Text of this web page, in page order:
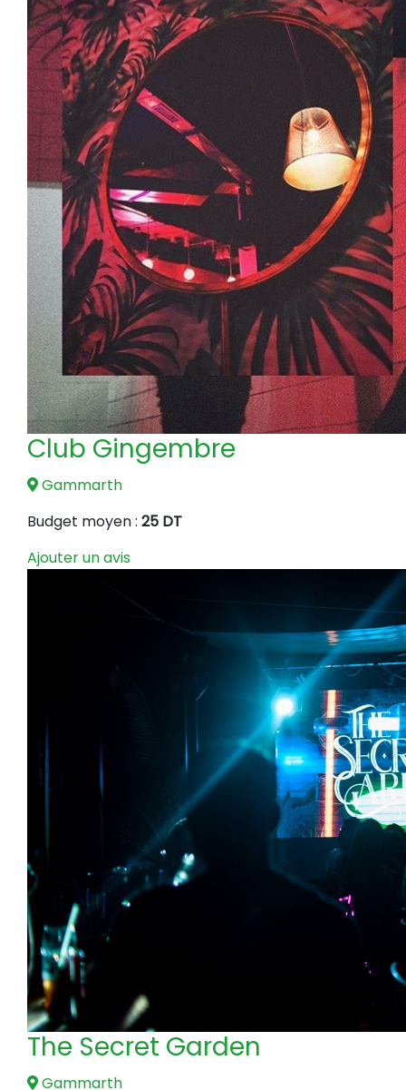
Club Gingembre
Gammarth
Budget moyen : 25 DT
Ajouter un avis
The Secret Garden
Gammarth